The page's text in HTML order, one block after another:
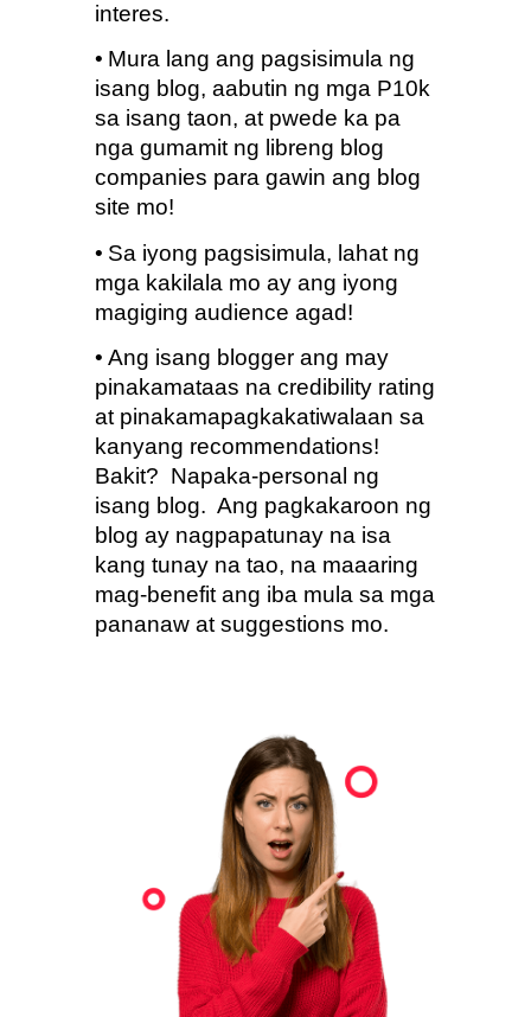
interes.
• Mura lang ang pagsisimula ng
isang blog, aabutin ng mga P10k
sa isang taon, at pwede ka pa
nga gumamit ng libreng blog
companies para gawin ang blog
site mo!
• Sa iyong pagsisimula, lahat ng
mga kakilala mo ay ang iyong
magiging audience agad!
• Ang isang blogger ang may
pinakamataas na credibility rating
at pinakamapagkakatiwalaan sa
kanyang recommendations!
Bakit?  Napaka-personal ng
isang blog.  Ang pagkakaroon ng
blog ay nagpapatunay na isa
kang tunay na tao, na maaaring
mag-benefit ang iba mula sa mga
pananaw at suggestions mo.